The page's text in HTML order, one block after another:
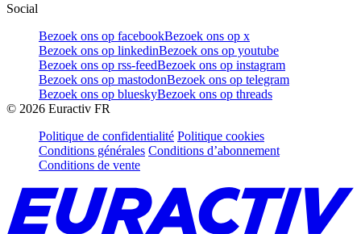
Social
Bezoek ons op facebookBezoek ons op x
Bezoek ons op linkedinBezoek ons op youtube
Bezoek ons op rss-feedBezoek ons op instagram
Bezoek ons op mastodonBezoek ons op telegram
Bezoek ons op blueskyBezoek ons op threads
© 2026 Euractiv FR
Politique de confidentialité Politique cookies
Conditions générales Conditions d’abonnement
Conditions de vente